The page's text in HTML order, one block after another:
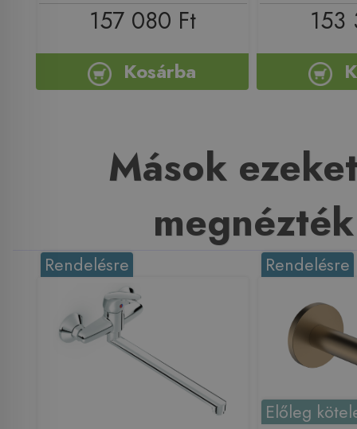
157 080 Ft
Kosárba
153
Mások
megnézték
Rendelésre Rendelésre
Előleg